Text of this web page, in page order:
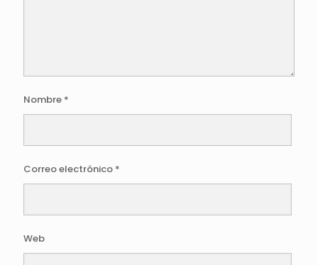
Nombre *
Correo electrónico *
Web